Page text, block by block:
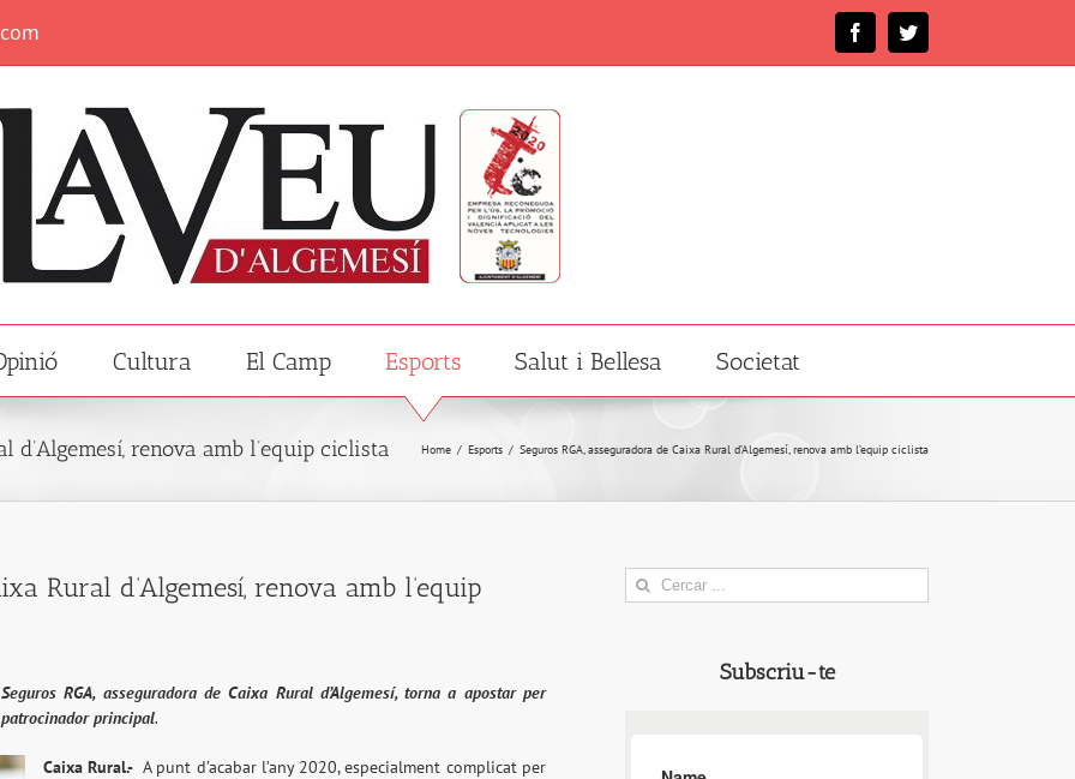
FacebookTwitter
Cultura El Camp Esports Salut i Bellesa Societat
d’Algemesí, renova amb l’equip ciclista Home / Esports / Seguros RGA, asseguradora de Caixa Rural d’Algemesí, renova amb l’equip ciclista
Rural d’Algemesí, renova amb l’equip
RGA, asseguradora de Caixa Rural d’Algemesí, torna a apostar per
principal.
Caixa Rural.- A punt d’acabar l’any 2020, especialment complicat per
Search
for:
Subscriu-te